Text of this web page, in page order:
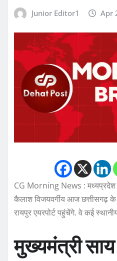
Junior Editor1 Apr
CG Morning News : मध्यप्रदेश
कैलाश विजयवर्गीय आज छत्तीसगढ़
रायपुर एयरपोर्ट पहुंचेंगे. वे कई
मुख्यमंत्री